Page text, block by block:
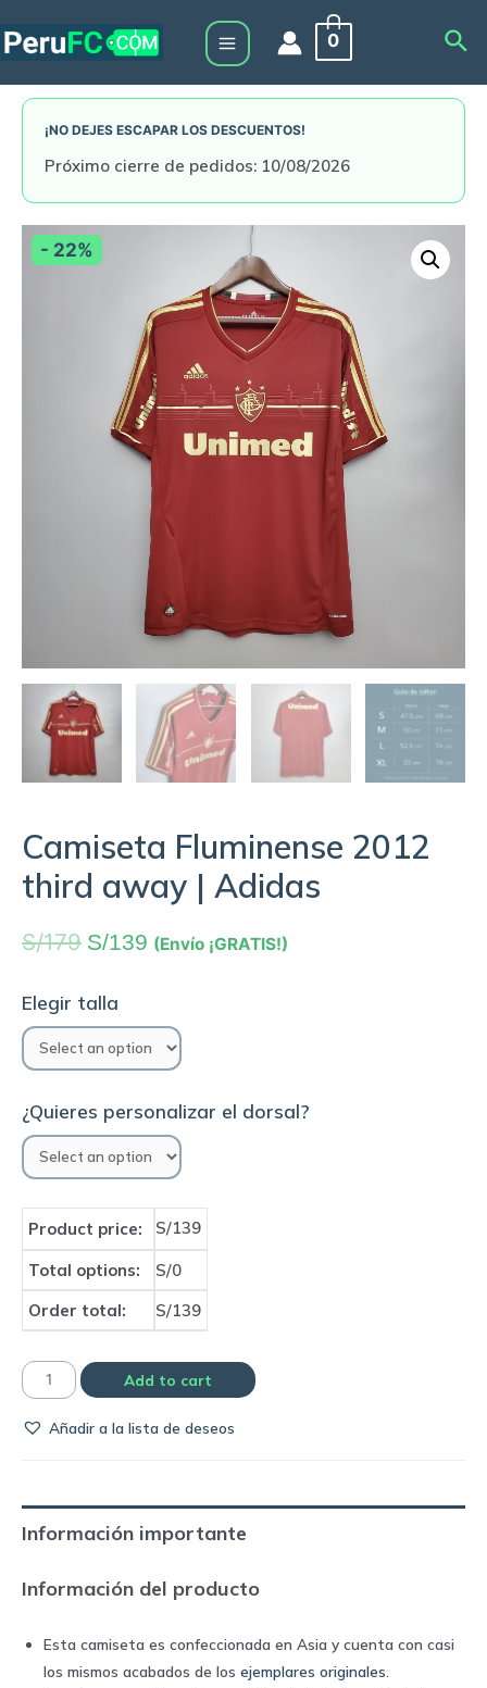
to
Main
Menu
0
¡NO DEJES ESCAPAR LOS DESCUENTOS!
Próximo cierre de pedidos: 10/08/2026
- 22%
Camiseta Fluminense 2012
third away | Adidas
S/179 S/139 (Envío ¡GRATIS!)
Elegir talla
¿Quieres personalizar el dorsal?
Product price: S/139
Total options:
S/0
Order total:
S/139
Camiseta
2012
|
Adidas
Add to cart
Añadir a la lista de deseos
Información importante
Información del producto
Esta camiseta es confeccionada en Asia y cuenta con casi
los mismos acabados de los ejemplares originales.